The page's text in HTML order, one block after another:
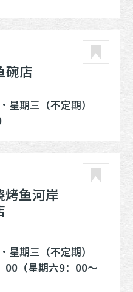
碗店
星期三（不定期）
烤鱼河岸
星期三（不定期）
00（星期六9：00～